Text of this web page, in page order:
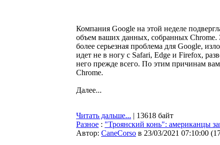
Компания Google на этой неделе
объем ваших данных, собранных Chrome.
более серьезная проблема для Google,
идет не в ногу с Safari, Edge и Firefox,
него прежде всего. По этим причинам
Chrome.
Далее...
Читать дальше... | 13618 байт
Разное : "Троянский конь": американцы
Автор: CaneCorso в 23/03/2021 07:10:00 (